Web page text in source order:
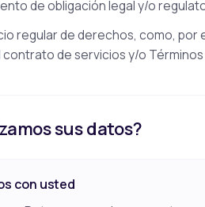
de obligación legal y/o
regular de derechos, como,
contrato de servicios y/o
sus datos?
con usted